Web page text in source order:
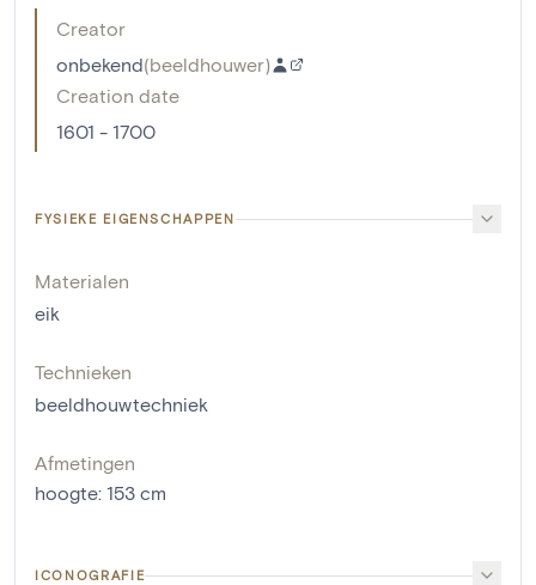
Creator
onbekend(beeldhouwer)
Creation date
1601 - 1700
FYSIEKE EIGENSCHAPPEN
Materialen
eik
Technieken
beeldhouwtechniek
Afmetingen
hoogte: 153 cm
ICONOGRAFIE